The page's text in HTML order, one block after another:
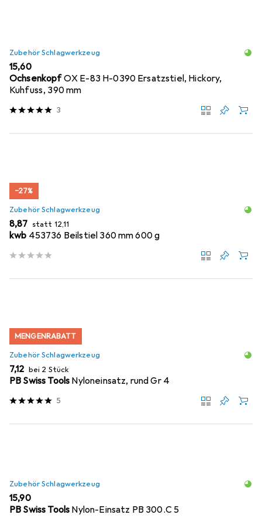
Zubehör Schlagwerkzeug
EUR
15,60
OchsenkopfOX E-83 H-0390 Ersatzstiel, Hickory,
Kuhfuss, 390 mm
3
−27%
Zubehör Schlagwerkzeug
EUR
8,87 statt EUR
12,11
kwb 453736 Beilstiel 360 mm 600 g
MENGENRABATT
Zubehör Schlagwerkzeug
EUR
7,12 bei 2 Stück
PB Swiss Tools Nyloneinsatz, rund Gr 4
5
Zubehör Schlagwerkzeug
EUR
15,90
PB Swiss Tools Nylon-Einsatz PB 300.C 5